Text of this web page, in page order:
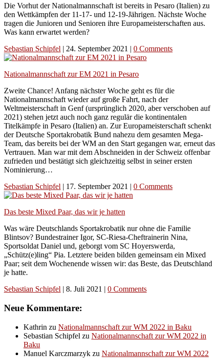
Die Vorhut der Nationalmannschaft ist bereits in Pesaro (Italien) zu
den Wettkämpfen der 11-17- und 12-19-Jährigen. Nächste Woche
tragen die Junioren und Senioren ihre Europameisterschaften aus.
Was kann erwartet werden?
Sebastian Schipfel | 24. September 2021 | 0 Comments
Nationalmannschaft zur EM 2021 in Pesaro
Zweite Chance! Anfang nächster Woche geht es für die
Nationalmannschaft wieder auf große Fahrt, nach der
Weltmeisterschaft in Genf (ursprünglich 2020, aber verschoben auf
2021) stehen jetzt auch noch ganz regulär die kontinentalen
Titelkämpfe in Pesaro (Italien) an. Zur Europameisterschaft schenkt
der Deutsche Sportakrobatik Bund nahezu dem gesamten Mega-
Team, das bereits bei der WM an den Start gegangen war, erneut das
Vertrauen. Man war mit dem Abschneiden in der Schweiz offenbar
zufrieden und bestätigt sich gleichzeitig selbst in seiner ersten
Nominierung…
Sebastian Schipfel | 17. September 2021 | 0 Comments
Das beste Mixed Paar, das wir je hatten
Was wäre Deutschlands Sportakrobatik nur ohne die Familie
Blintsov? Bundestrainer Igor, SC-Riesa-Cheftrainerin Nina,
Sportsoldat Daniel und, geborgt vom SC Hoyerswerda,
„Schütz(e)ling“ Pia. Letztere beiden bilden gemeinsam ein Mixed
Paar; seit dem Wochenende wissen wir: das Beste, das Deutschland
je hatte.
Sebastian Schipfel | 8. Juli 2021 | 0 Comments
Neue Kommentare:
Kathrin zu Nationalmannschaft zur WM 2022 in Baku
Sebastian Schipfel zu Nationalmannschaft zur WM 2022 in
Baku
Manuel Karczmarzyk zu Nationalmannschaft zur WM 2022